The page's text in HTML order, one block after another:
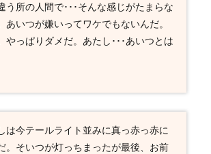
う所の人間で･･･そんな感じがたまらな
あいつが嫌いってワケでもないんだ。
やっぱりダメだ。あたし･･･あいつとは
は今テールライト並みに真っ赤っ赤に
。そいつが灯っちまったが最後、お前